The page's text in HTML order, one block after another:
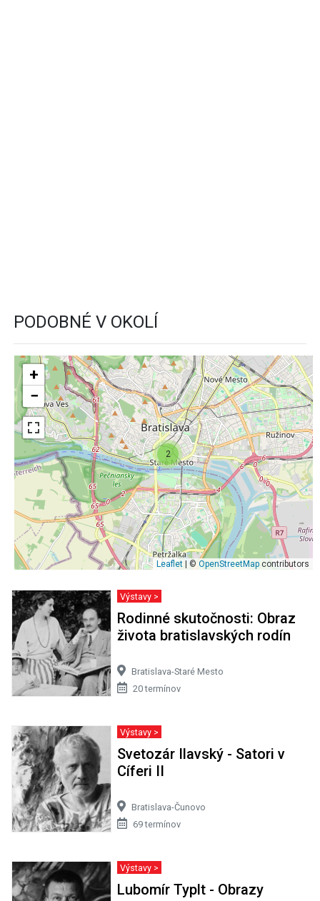
PODOBNÉ V OKOLÍ
2
+
−
Leaflet | © OpenStreetMap contributors
Výstavy >
Rodinné skutočnosti: Obraz
života bratislavských rodín
Bratislava-Staré Mesto
20 termínov
Výstavy >
Svetozár Ilavský - Satori v
Cíferi II
Bratislava-Čunovo
69 termínov
Výstavy >
Lubomír Typlt - Obrazy